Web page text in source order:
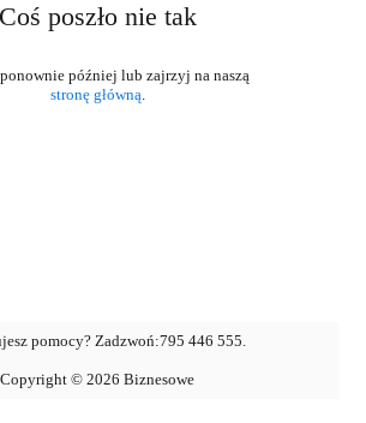
Coś poszło nie tak
stronę główną.
pomocy? Zadzwoń:795 446 555.
Copyright © 2026 Biznesowe